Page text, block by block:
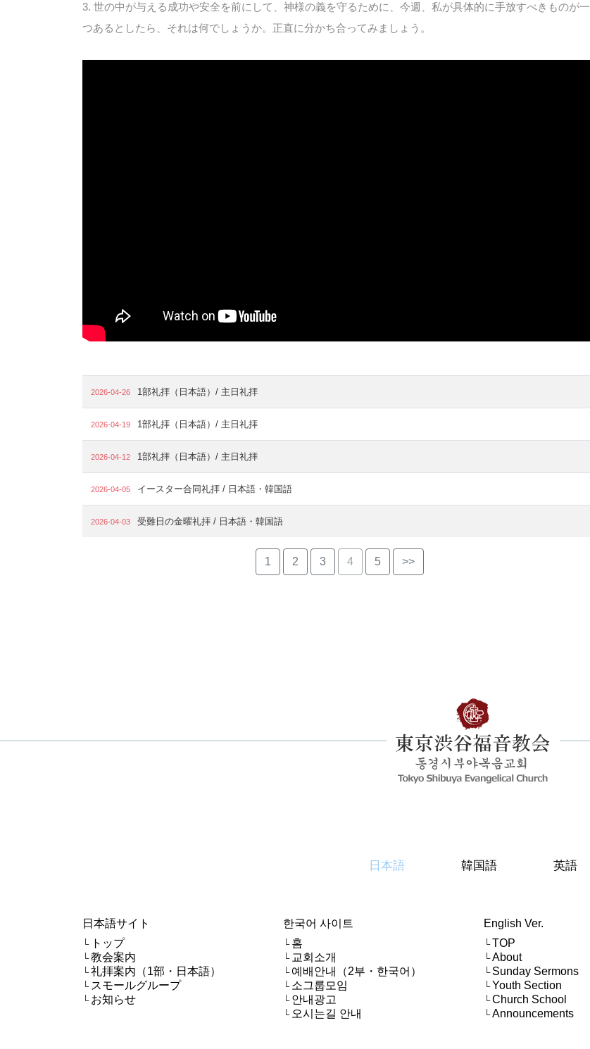
3. 世の中が与える成功や安全を前にして、神様の義を守るために、今週、私が具体的に手放すべきものが一
つあるとしたら、それは何でしょうか。正直に分かち合ってみましょう。
2026-04-26 1部礼拝（日本語）/ 主日礼拝
2026-04-19 1部礼拝（日本語）/ 主日礼拝
2026-04-12 1部礼拝（日本語）/ 主日礼拝
2026-04-05 イースター合同礼拝 / 日本語・韓国語
2026-04-03 受難日の金曜礼拝 / 日本語・韓国語
1 2 3 4 5 >>
日本語 韓国語 英語
日本語サイト
└ トップ
└教会案内
└礼拝案内（1部・日本語）
└ スモールグループ
└ お知らせ
한국어 사이트
└ 홈
└ 교회소개
└ 예배안내（2부・한국어）
└ 소그룹모임
└ 안내광고
└ 오시는길 안내
English Ver.
└TOP
└About
└ Sunday Sermons
└Youth Section
└Church School
└Announcements